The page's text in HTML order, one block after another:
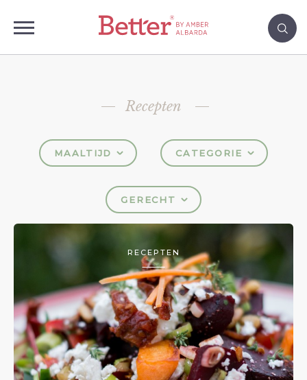
Recepten
MAALTIJD CATEGORIE
GERECHT
RECEPTEN